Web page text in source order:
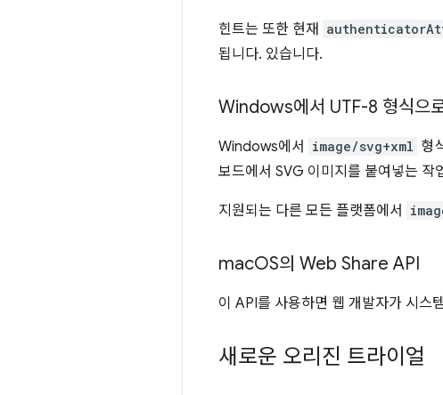
힌트는 또한 현재
됩니다. 있습니다.
Windows에서 UTF-8 형식으
Windows에서 image/svg+xml 형
보드에서 SVG 이미지를 붙여넣는 작
지원되는 다른 모든 플랫폼에서
macOS의 Web Share API
이 API를 사용하면 웹 개발자가 시스
새로운 오리진 트라이얼